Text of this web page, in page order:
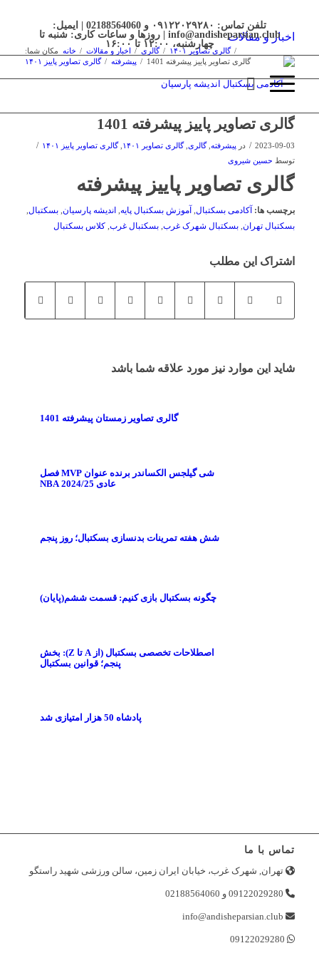
تلفن تماس: ۰۹۱۲۲۰۲۹۲۸۰ و 02188564060 | ایمیل:
info@andisheparsian.club | روزها و ساعات کاری: شنبه تا
چهارشنبه، ۱۲:۰۰ تا ۱۶:۰۰
اخبار و مقالات
مکان شما: خانه / اخبار و مقالات / گالری / گالری تصاویر ۱۴۰۱ /
گالری تصاویر پاییز ۱۴۰۱ / پیشرفته / گالری تصاویر پاییز پیشرفته 1401
گالری تصاویر پاییز پیشرفته 1401
2023-09-03
/ در پیشرفته,گالری,گالری تصاویر ۱۴۰۱ ,گالری تصاویر پاییز ۱۴۰۱ /
توسط حسین شیروی
گالری تصاویر پاییز پیشرفته
برچسب ها: آکادمی بسکتبال, آموزش بسکتبال پایه, اندیشه پارسیان, بسکتبال,
بسکتبال تهران, بسکتبال شهرک غرب, بسکتبال غرب, کلاس بسکتبال
اشتراک این مطلب
شاید این موارد نیز مورد علاقه شما باشد
گالری تصاویر زمستان پیشرفته 1401
شی گیلجس‌ الکساندر برنده عنوان MVP فصل
عادی 2024/25 NBA
شش هفته تمرینات بدنسازی بسکتبال؛ روز پنجم
چگونه بسکتبال بازی کنیم: قسمت ششم(پایان)
اصطلاحات تخصصی بسکتبال (از A تا Z): بخش
پنجم؛ قوانین بسکتبال
پادشاه 50 هزار امتیازی شد
تماس با ما
تهران, شهرک غرب، خیابان ایران زمین، سالن ورزشی شهید راستگو
09122029280 و 02188564060
info@andisheparsian.club
09122029280